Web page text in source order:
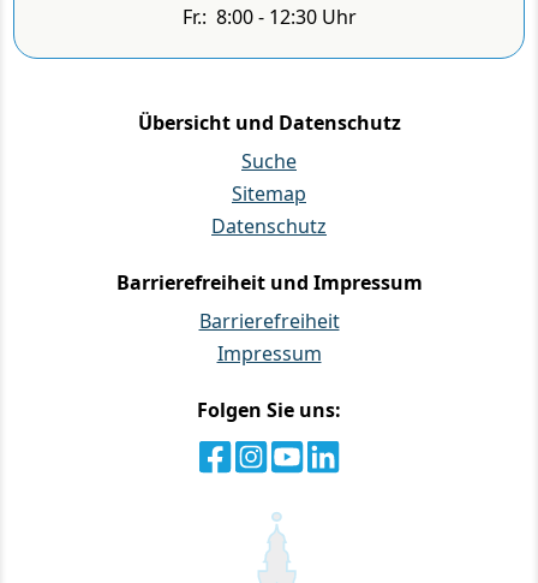
Fr.: 8:00 - 12:30 Uhr
Übersicht und Datenschutz
Suche
Sitemap
Datenschutz
Barrierefreiheit und Impressum
Barrierefreiheit
Impressum
Folgen Sie uns: